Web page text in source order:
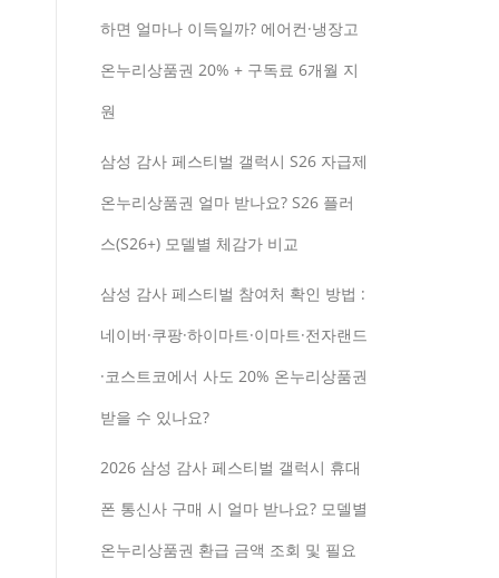
하면 얼마나 이득일까? 에어컨·냉장고
온누리상품권 20% + 구독료 6개월 지
원
삼성 감사 페스티벌 갤럭시 S26 자급제
온누리상품권 얼마 받나요? S26 플러
스(S26+) 모델별 체감가 비교
삼성 감사 페스티벌 참여처 확인 방법 :
네이버·쿠팡·하이마트·이마트·전자랜드
·코스트코에서 사도 20% 온누리상품권
받을 수 있나요?
2026 삼성 감사 페스티벌 갤럭시 휴대
폰 통신사 구매 시 얼마 받나요? 모델별
온누리상품권 환급 금액 조회 및 필요